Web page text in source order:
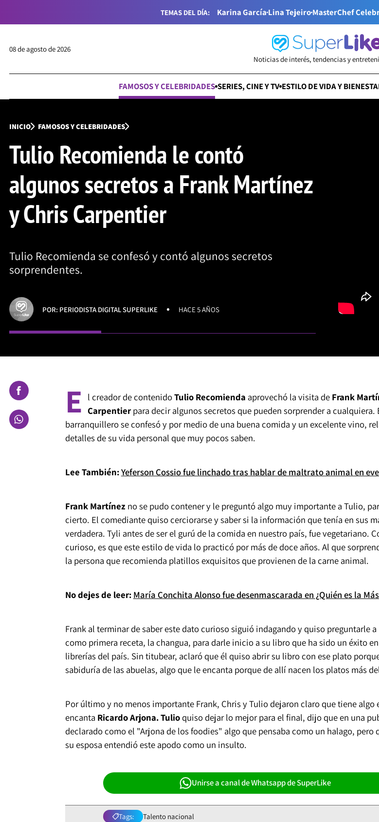
TEMAS DEL DÍA: Karina GarcíaLina TejeiroMasterChef
08 de agosto de 2026
Noticias de interés, tendencias y
FAMOSOS Y CELEBRIDADES SERIES, CINE Y TV ESTILO DE VIDA Y
INICIO FAMOSOS Y CELEBRIDADES
Tulio Recomienda le contó
algunos secretos a Frank Martínez
y Chris Carpentier
Tulio Recomienda se confesó y contó algunos secretos
sorprendentes.
POR: PERIODISTA DIGITAL SUPERLIKE HACE 5 AÑOS
E l creador de contenidoTulio Recomienda aprovechó la visita deFrank
Carpentierpara decir algunos secretos que pueden sorprender a cualquiera.
barranquillero se confesó y por medio de una buena comida y un excelente vino,
detalles de su vida personal que muy pocos saben.
Lee También:Yeferson Cossio fue linchado tras hablar de maltrato animal en
Frank Martínez no se pudo contener y le preguntó algo muy importante a Tulio,
cierto. El comediante quiso cerciorarse y saber si la información que tenía en sus
verdadera. Tyli antes de ser el gurú de la comida en nuestro país, fue vegetariano.
curioso, es que este estilo de vida lo practicó por más de doce años. Al que
la persona que recomienda platillos exquisitos que provienen de la carne animal.
No dejes de leer: María Conchita Alonso fue desenmascarada en ¿Quién es la
Frank al terminar de saber este dato curioso siguió indagando y quiso preguntarle
como primera receta, la changua, para darle inicio a su libro que ha sido un éxito
librerías del país. Sin titubear, aclaró que él quiso abrir su libro con ese plato
sabiduría de las abuelas, algo que le encanta porque de allí nacen los platos más
Por último y no menos importante Frank, Chris y Tulio dejaron claro que tiene algo
encanta Ricardo Arjona. Tulioquiso dejar lo mejor para el final, dijo que en una
declarado como el "Arjona de los foodies" algo que pensaba como un halago, pero
su esposa entendió este apodo como un insulto.
Unirse a canal de Whatsapp de SuperLike
Tags: Talento nacional